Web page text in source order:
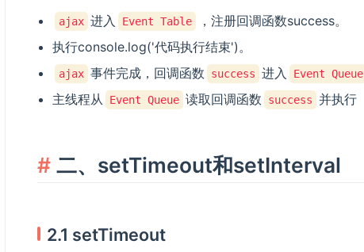
ajax 进入 Event Table
，注册回调函数success。
执行console.log('代码执行结束')。
ajax 事件完成，回调函数 success 进入 Event Queue
主线程从
Event Queue 读取回调函数 success 并执行
二、setTimeout和setInterval
2.1 setTimeout